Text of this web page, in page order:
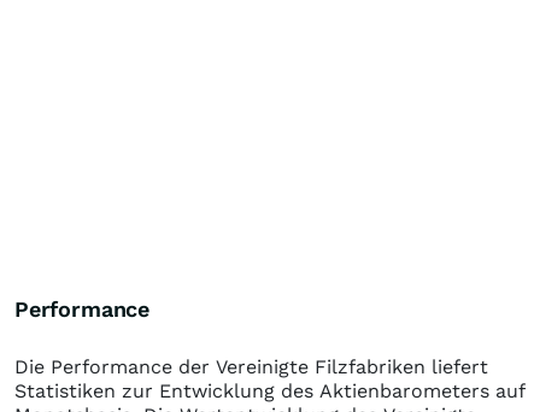
Performance
Die Performance der Vereinigte Filzfabriken liefert
Statistiken zur Entwicklung des Aktienbarometers auf